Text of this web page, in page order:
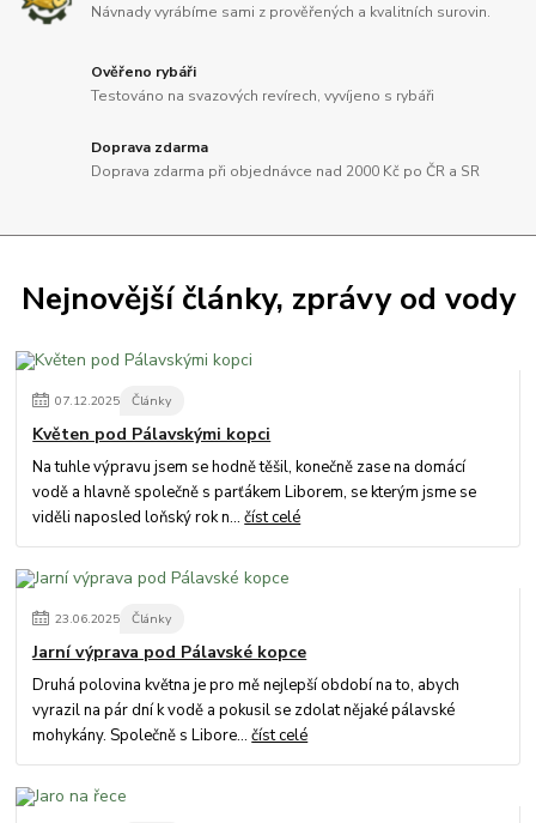
Návnady vyrábíme sami z prověřených a kvalitních surovin.
Ověřeno rybáři
Testováno na svazových revírech, vyvíjeno s rybáři
Doprava zdarma
Doprava zdarma při objednávce nad 2000 Kč po ČR a SR
Nejnovější články, zprávy od vody
07.12.2025 Články
Květen pod Pálavskými kopci
Na tuhle výpravu jsem se hodně těšil, konečně zase na domácí
vodě a hlavně společně s parťákem Liborem, se kterým jsme se
viděli naposled loňský rok n...číst celé
23.06.2025 Články
Jarní výprava pod Pálavské kopce
Druhá polovina května je pro mě nejlepší období na to, abych
vyrazil na pár dní k vodě a pokusil se zdolat nějaké pálavské
mohykány. Společně s Libore...číst celé